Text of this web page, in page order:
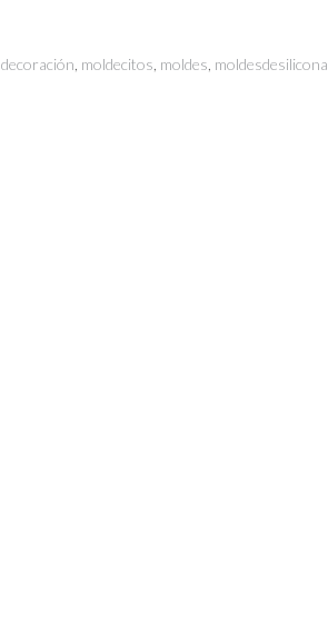
decoración moldecitos moldes moldesdesilicona